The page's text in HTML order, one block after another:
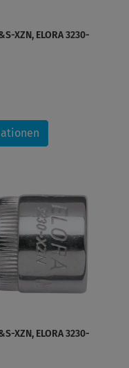
XZN, ELORA 3230-
XZN, ELORA 3230-